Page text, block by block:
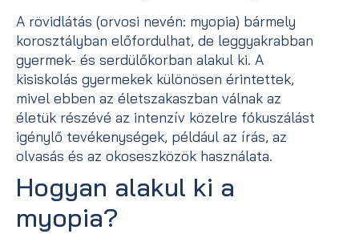
A rövidlátás (orvosi nevén: myopia) bármely
korosztályban előfordulhat, de leggyakrabban
gyermek- és serdülőkorban alakul ki. A
kisiskolás gyermekek különösen érintettek,
mivel ebben az életszakaszban válnak az
életük részévé az intenzív közelre fókuszálást
igénylő tevékenységek, például az írás, az
olvasás és az okoseszközök használata.
Hogyan alakul ki a
myopia?